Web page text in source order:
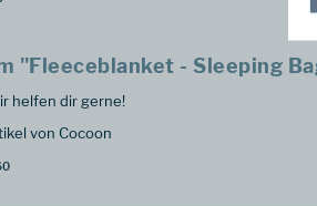
"Fleeceblanket - Sleeping
helfen dir gerne!
von Cocoon